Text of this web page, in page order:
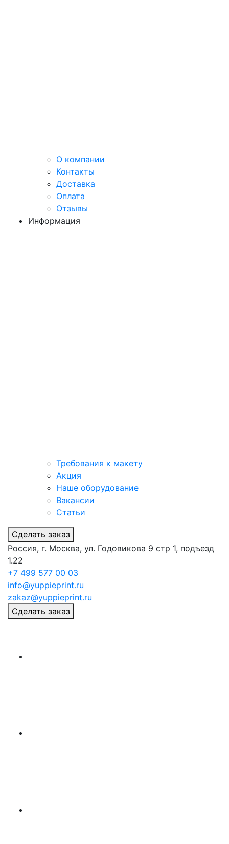
О компании
Контакты
Доставка
Оплата
Отзывы
Информация
Требования к макету
Акция
Наше оборудование
Вакансии
Статьи
Сделать заказ
Россия, г. Москва, ул. Годовикова 9 стр 1, подъезд
1.22
+7 499 577 00 03
info@yuppieprint.ru
zakaz@yuppieprint.ru
Сделать заказ